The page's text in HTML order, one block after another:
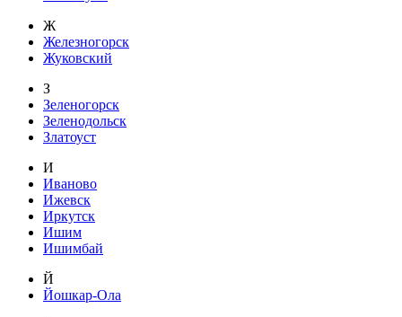
Ж
Железногорск
Жуковский
З
Зеленогорск
Зеленодольск
Златоуст
И
Иваново
Ижевск
Иркутск
Ишим
Ишимбай
Й
Йошкар-Ола